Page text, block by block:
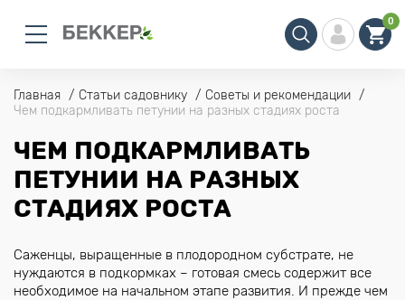
0
Главная Статьи садовнику
Советы и рекомендации
Чем подкармливать петунии на разных стадиях роста
ЧЕМ ПОДКАРМЛИВАТЬ
ПЕТУНИИ НА РАЗНЫХ
СТАДИЯХ РОСТА
Саженцы, выращенные в плодородном субстрате, не
нуждаются в подкормках – готовая смесь содержит все
необходимое на начальном этапе развития. И прежде чем